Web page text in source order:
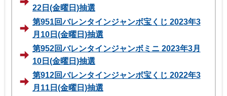
22日(金曜日)抽選
第951回バレンタインジャンボ宝くじ 2023年3
月10日(金曜日)抽選
第952回バレンタインジャンボミニ 2023年3月
10日(金曜日)抽選
第912回バレンタインジャンボ宝くじ 2022年3
月11日(金曜日)抽選